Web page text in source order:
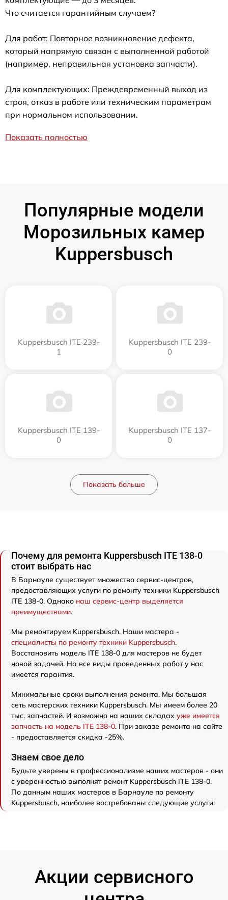
Что считается гарантийным случаем?
Для работ: Повторное возникновение дефекта,
который напрямую связан с выполненной работой
(например, неправильная установка запчасти).
Для комплектующих: Преждевременный выход из
строя, отказ в работе или техническим параметрам
при нормальном использовании.
Показать полностью
Популярные модели
Морозильных камер
Kuppersbusch
Kuppersbusch ITE 239-
1
Kuppersbusch ITE 239-
0
Kuppersbusch ITE 139-
0
Kuppersbusch ITE 137-
0
Показать больше
Почему для ремонта Kuppersbusch ITE 138-0
стоит выбрать нас
В Барнауле существует множество сервис-центров,
предоставляющих услуги по ремонту техники Kuppersbusch
ITE 138-0. Однако наш сервис-центр выделяется
преимуществами.
Мы ремонтируем Kuppersbusch. Наши мастера -
специалисты по ремонту техники Kuppersbusch.
Восстановить модель ITE 138-0 для мастеров не будет
новой задачей. На все виды проведенных работ у нас
имеется гарантия.
Минимальные сроки выполнения ремонта. Мы большая
сеть мастерских техники Kuppersbusch. Мы имеем более 20
тыс. запчастей. И возможно на наших складах уже имеется
запчасть на модель ITE 138-0. При заказе ремонта на сайте
- предоставляется скидка -25%.
Знаем свое дело
Будьте уверены в профессионализме наших мастеров - они
с уверенностью выполнят ремонт Kuppersbusch ITE 138-0.
По данным наших мастеров в Барнауле по ремонту
Kuppersbusch, наиболее востребованы следующие услуги:
Акции сервисного